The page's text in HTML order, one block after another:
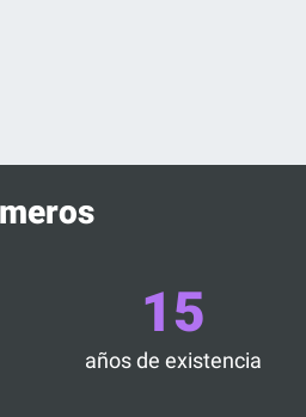
15
años de existencia